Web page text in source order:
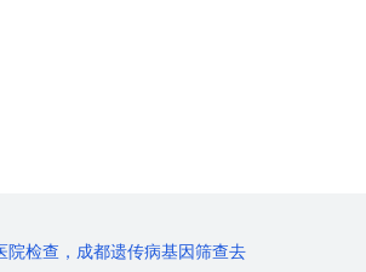
院检查，成都遗传病基因筛查去